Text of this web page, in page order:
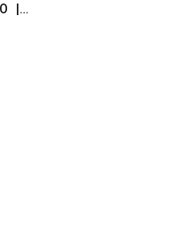
INSTITUTO FEDERAL DE SERGIPE    |   BALANÇO DE GESTÃO   |   2011-2018